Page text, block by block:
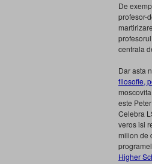
De
profesor-
centrala
Dar asta
filosofie,
este
Celebra
veros isi
milion de
Higher